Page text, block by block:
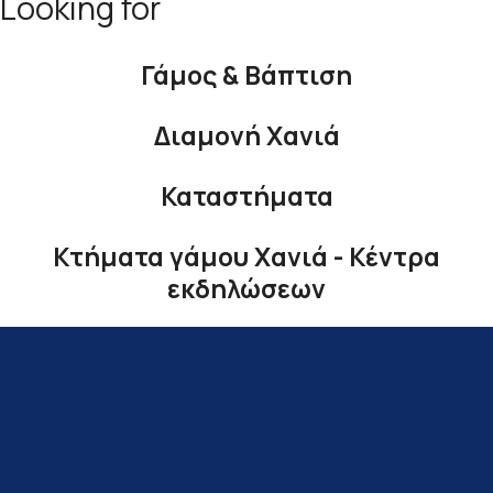
Γάμος & Βάπτιση
Διαμονή Χανιά
Καταστήματα
Κτήματα γάμου Χανιά - Κέντρα
εκδηλώσεων